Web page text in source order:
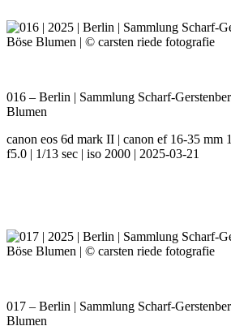
016 – Berlin | Sammlung Scharf-
Blumen
canon eos 6d mark II | canon ef 16-35 mm
f5.0 | 1/13 sec | iso 2000 | 2025-03-21
017 – Berlin | Sammlung Scharf-
Blumen